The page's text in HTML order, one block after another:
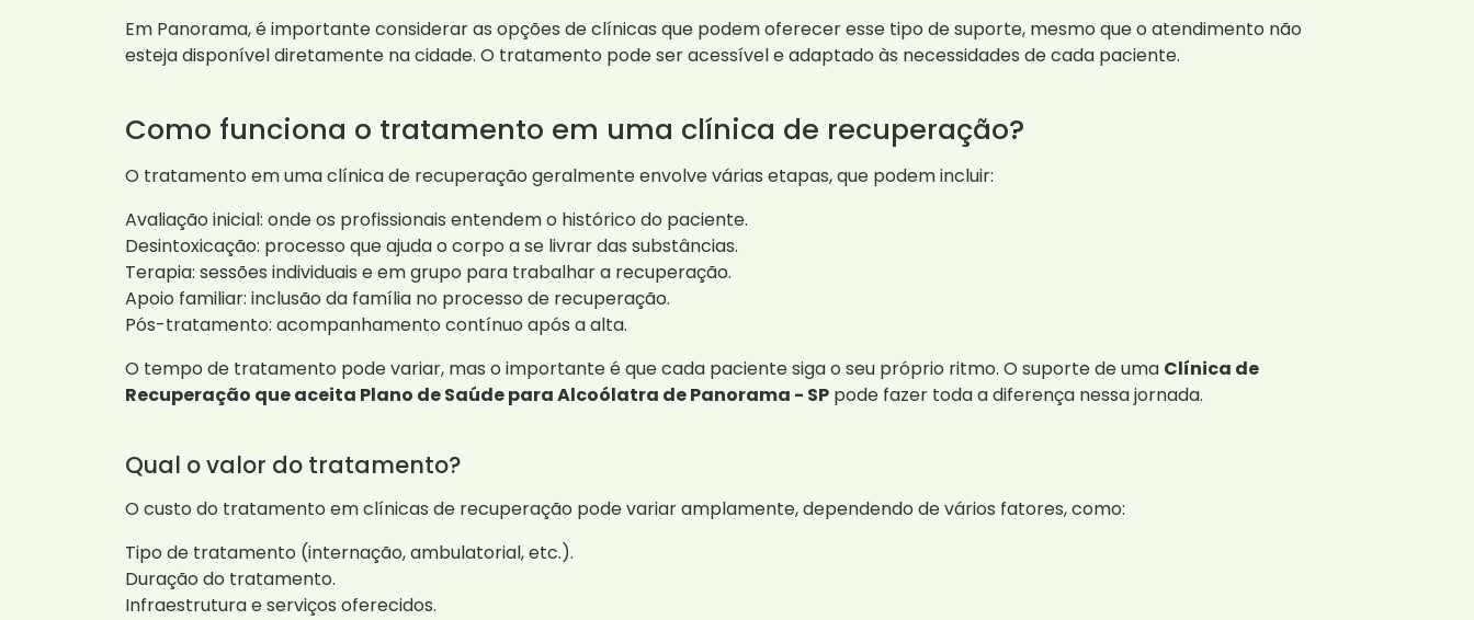
Em Panorama, é importante considerar as opções de clínicas que podem oferecer esse tipo de suporte, mesmo que o atendimento não
esteja disponível diretamente na cidade. O tratamento pode ser acessível e adaptado às necessidades de cada paciente.
Como funciona o tratamento em uma clínica de recuperação?
O tratamento em uma clínica de recuperação geralmente envolve várias etapas, que podem incluir:
Avaliação inicial: onde os profissionais entendem o histórico do paciente.
Desintoxicação: processo que ajuda o corpo a se livrar das substâncias.
Terapia: sessões individuais e em grupo para trabalhar a recuperação.
Apoio familiar: inclusão da família no processo de recuperação.
Pós-tratamento: acompanhamento contínuo após a alta.
O tempo de tratamento pode variar, mas o importante é que cada paciente siga o seu próprio ritmo. O suporte de uma Clínica de
Recuperação que aceita Plano de Saúde para Alcoólatra de Panorama - SP pode fazer toda a diferença nessa jornada.
Qual o valor do tratamento?
O custo do tratamento em clínicas de recuperação pode variar amplamente, dependendo de vários fatores, como:
Tipo de tratamento (internação, ambulatorial, etc.).
Duração do tratamento.
Infraestrutura e serviços oferecidos.